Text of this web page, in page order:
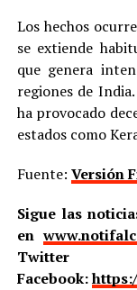
Los hechos
se extiende
que genera
regiones de
ha provocado
estados como
Fuente: Versión
Sigue las
en
Twitter
Facebook: